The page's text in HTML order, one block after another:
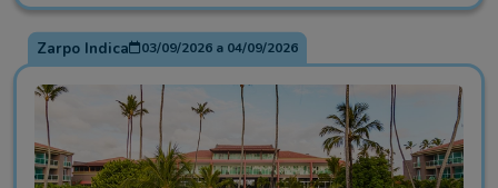
Zarpo Indica 03/09/2026a 04/09/2026